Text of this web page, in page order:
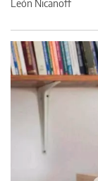
León Nicanoff